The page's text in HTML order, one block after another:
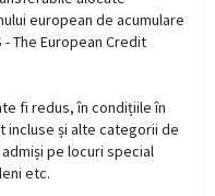
european de acumulare
The European Credit
fi redus, în condițiile în
incluse și alte categorii de
pe locuri special
etc.